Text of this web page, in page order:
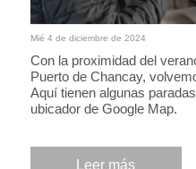
Mié 4 de diciembre de 2024
Con la proximidad del
Puerto de Chancay,
Aquí tienen algunas
ubicador de Google Map.
Leer más